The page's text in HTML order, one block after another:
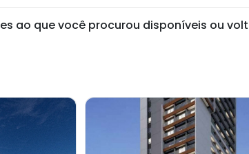
ao que você procurou disponíveis ou